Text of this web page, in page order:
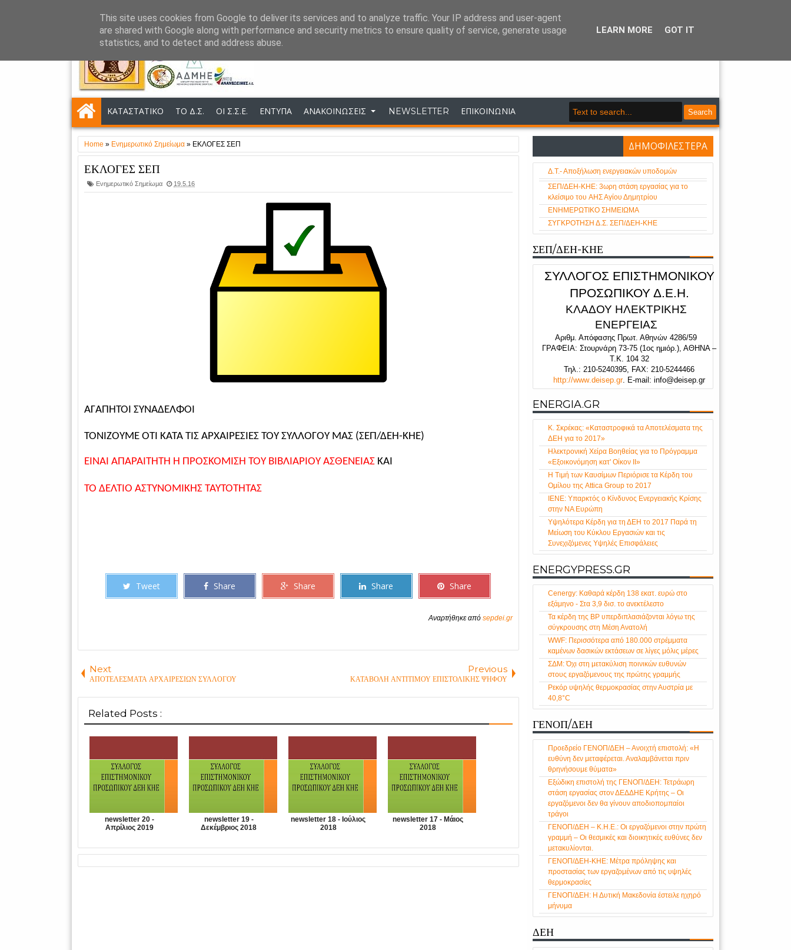
NEWSLETTER NEA ΑΝΑΚΟΙΝΩΣΕΙΣ ΣΥΝΔΕΣΕΙΣ ΕΠΙΚΟΙΝΩΝΙΑ
ΚΑΤΑΣΤΑΤΙΚΟ ΤΟ Δ.Σ. ΟΙ Σ.Σ.Ε. ΕΝΤΥΠΑ ΑΝΑΚΟΙΝΩΣΕΙΣ NEWSLETTER ΕΠΙΚΟΙΝΩΝΙΑ Search
Home » Ενημερωτικό Σημείωμα » ΕΚΛΟΓΕΣ ΣΕΠ
ΕΚΛΟΓΕΣ ΣΕΠ
Ενημερωτικό Σημείωμα 19.5.16
ΑΓΑΠΗΤΟΙ ΣΥΝΑΔΕΛΦΟΙ
ΤΟΝΙΖΟΥΜΕ ΟΤΙ ΚΑΤΑ ΤΙΣ ΑΡΧΑΙΡΕΣΙΕΣ ΤΟΥ ΣΥΛΛΟΓΟΥ ΜΑΣ (ΣΕΠ/ΔΕΗ-ΚΗΕ)
ΕΙΝΑΙ ΑΠΑΡΑΙΤΗΤΗ Η ΠΡΟΣΚΟΜΙΣΗ ΤΟΥ ΒΙΒΛΙΑΡΙΟΥ ΑΣΘΕΝΕΙΑΣ ΚΑΙ
ΤΟ ΔΕΛΤΙΟ ΑΣΤΥΝΟΜΙΚΗΣ ΤΑΥΤΟΤΗΤΑΣ
Tweet Share Share Share Share
Αναρτήθηκε από sepdei.gr
Next
ΑΠΟΤΕΛΕΣΜΑΤΑ ΑΡΧΑΙΡΕΣΙΩΝ ΣΥΛΛΟΓΟΥ
Previous
ΚΑΤΑΒΟΛΗ ΑΝΤΙΤΙΜΟΥ ΕΠΙΣΤΟΛΙΚΗΣ ΨΗΦΟΥ
Related Posts :
newsletter 20 -
Απρίλιος 2019
newsletter 19 -
Δεκέμβριος 2018
newsletter 18 - Ιούλιος
2018
newsletter 17 - Μάιος
2018
ΔΗΜΟΦΙΛΕΣΤΕΡΑ
Δ.Τ.- Αποξήλωση ενεργειακών υποδομών
ΣΕΠ/ΔΕΗ-ΚΗΕ: 3ωρη στάση εργασίας για το
κλείσιμο του AHΣ Αγίου Δημητρίου
ΕΝΗΜΕΡΩΤΙΚΟ ΣΗΜΕΙΩΜΑ
ΣΥΓΚΡΟΤΗΣΗ Δ.Σ. ΣΕΠ/ΔΕΗ-ΚΗΕ
ΣΕΠ/ΔΕΗ-ΚΗΕ
ΣΥΛΛΟΓΟΣ ΕΠΙΣΤΗΜΟΝΙΚΟΥ
ΠΡΟΣΩΠΙΚΟΥ Δ.Ε.Η.
ΚΛΑΔΟΥ ΗΛΕΚΤΡΙΚΗΣ
ΕΝΕΡΓΕΙΑΣ
Αριθμ. Απόφασης Πρωτ. Αθηνών 4286/59
ΓΡΑΦΕΙΑ: Στουρνάρη 73-75 (1ος ημιόρ.), ΑΘΗΝΑ –
Τ.Κ. 104 32
Τηλ.: 210-5240395, FAX: 210-5244466
http://www.deisep.gr. E-mail: info@deisep.gr
ENERGIA.GR
Κ. Σκρέκας: «Καταστροφικά τα Αποτελέσματα της
ΔΕΗ για το 2017»
Ηλεκτρονική Χείρα Βοηθείας για το Πρόγραμμα
«Εξοικονόμηση κατ' Οίκον ΙΙ»
Η Τιμή των Καυσίμων Περιόρισε τα Κέρδη του
Ομίλου της Attica Group το 2017
ΙΕΝΕ: Υπαρκτός ο Κίνδυνος Ενεργειακής Κρίσης
στην ΝΑ Ευρώπη
Υψηλότερα Κέρδη για τη ΔΕΗ το 2017 Παρά τη
Μείωση του Κύκλου Εργασιών και τις
Συνεχιζόμενες Υψηλές Επισφάλειες
ENERGYPRESS.GR
Cenergy: Καθαρά κέρδη 138 εκατ. ευρώ στο
εξάμηνο - Στα 3,9 δισ. το ανεκτέλεστο
Τα κέρδη της BP υπερδιπλασιάζονται λόγω της
σύγκρουσης στη Μέση Ανατολή
WWF: Περισσότερα από 180.000 στρέμματα
καμένων δασικών εκτάσεων σε λίγες μόλις μέρες
ΣΔΜ: Όχι στη μετακύλιση ποινικών ευθυνών
στους εργαζόμενους της πρώτης γραμμής
Ρεκόρ υψηλής θερμοκρασίας στην Αυστρία με
40,8°C
ΓΕΝΟΠ/ΔΕΗ
Προεδρείο ΓΕΝΟΠ/ΔΕΗ – Ανοιχτή επιστολή: «Η
ευθύνη δεν μεταφέρεται. Αναλαμβάνεται πριν
θρηνήσουμε θύματα»
Εξώδικη επιστολή της ΓΕΝΟΠ/ΔΕΗ: Τετράωρη
στάση εργασίας στον ΔΕΔΔΗΕ Κρήτης – Οι
εργαζόμενοι δεν θα γίνουν αποδιοπομπαίοι
τράγοι
ΓΕΝΟΠ/ΔΕΗ – Κ.Η.Ε.: Οι εργαζόμενοι στην πρώτη
γραμμή – Οι θεσμικές και διοικητικές ευθύνες δεν
μετακυλίονται.
ΓΕΝΟΠ/ΔΕΗ-ΚΗΕ: Μέτρα πρόληψης και
προστασίας των εργαζομένων από τις υψηλές
θερμοκρασίες
ΓΕΝΟΠ/ΔΕΗ: Η Δυτική Μακεδονία έστειλε ηχηρό
μήνυμα
ΔΕΗ
This site uses cookies from Google to deliver its services and to analyze traffic. Your IP address and user-agent
are shared with Google along with performance and security metrics to ensure quality of service, generate usage
statistics, and to detect and address abuse.
LEARN MORE GOT IT